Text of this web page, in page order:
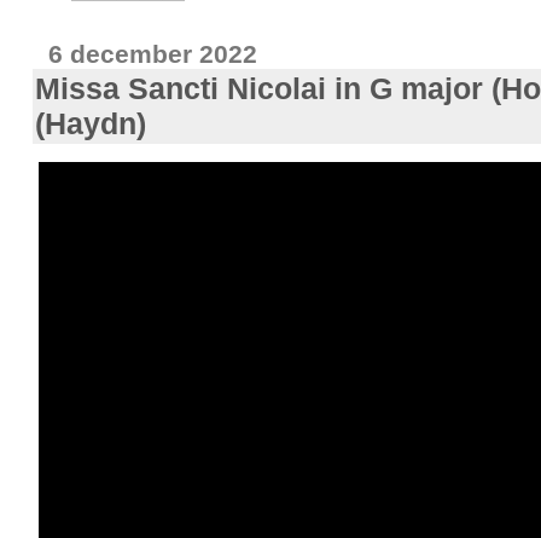
6 december 2022
Missa Sancti Nicolai in G major
(Haydn)